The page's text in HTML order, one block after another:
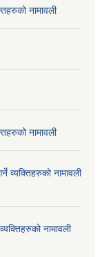
नामावली
नामावली
व्यक्तिहरुको नामावली
नामावली